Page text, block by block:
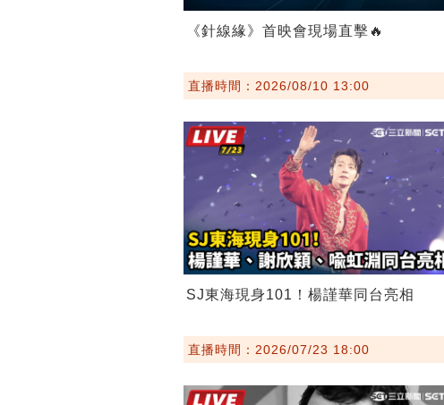
《針線緣》首映會現場直擊🔥
直播時間：2026/08/10 13:00
SJ東海現身101！楊謹華同台亮相
直播時間：2026/07/23 18:00